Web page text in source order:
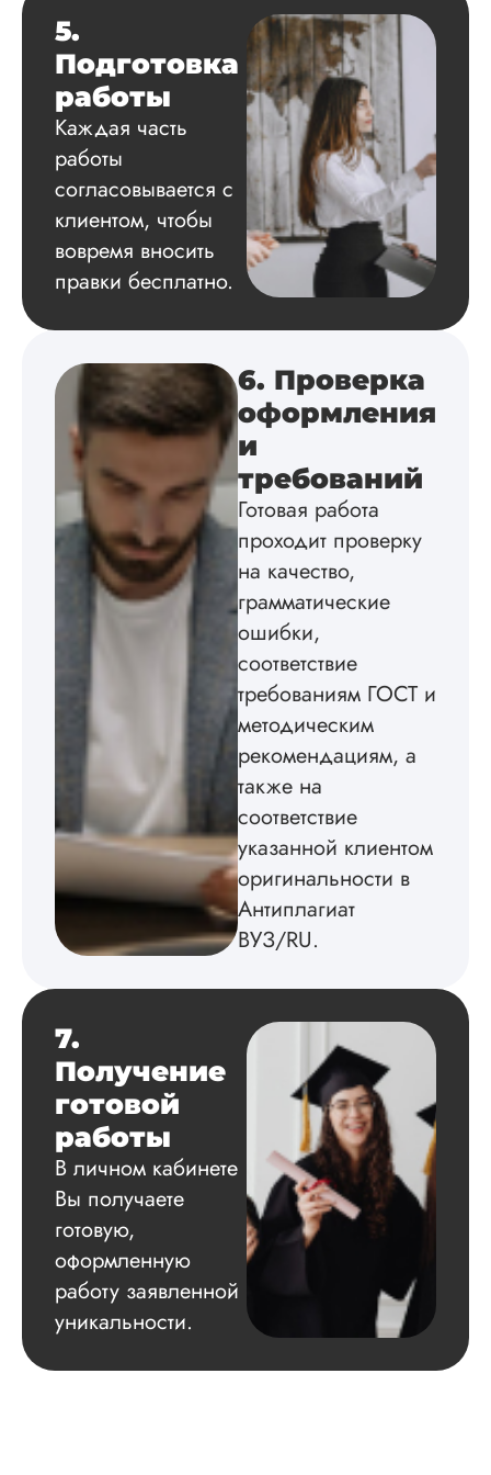
Грамотно
структуру, список
литературы,
приложения,
поставили ссылки
все
литературные
источники.
Уникальность
читается
на одном дыхании.
Евгений
Вид работы:
Дата:2024-03-25
Кандидатская по
истории была
в соответствии с
методичкой. Автор
создал структуру
оформил, правда,
некоторые
пришлось
мне. Услугой
не
5.
Подготовка
работы
Каждая часть
работы
согласовывается с
клиентом, чтобы
вовремя вносить
правки бесплатно.
6. Проверка
оформления
и
требований
Готовая работа
проходит проверку
на качество,
грамматические
ошибки,
соответствие
требованиям ГОСТ и
методическим
рекомендациям, а
также на
соответствие
указанной клиентом
оригинальности в
Антиплагиат
ВУЗ/RU.
7.
Получение
готовой
работы
В личном кабинете
Вы получаете
готовую,
оформленную
работу заявленной
уникальности.